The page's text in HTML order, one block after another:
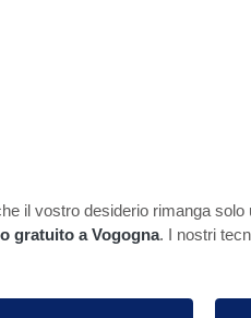
il vostro desiderio rimanga
gratuito a Vogogna. I nostri